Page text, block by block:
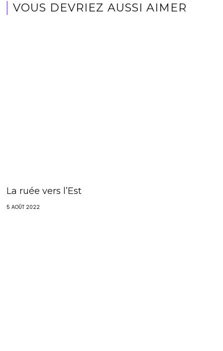
VOUS DEVRIEZ AUSSI AIMER
La ruée vers l’Est
5 AOÛT 2022